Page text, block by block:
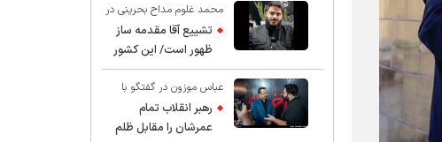
محمد غلوم مداح بحرینی در
گفت و گو با عقیق:
تشییع آقا مقدمه ساز
ظهور است/ این کشور
صاحب دارد
عباس موزون در گفتگو با
عقیق:رهبر انقلاب تمام
عمرشان را مقابل ظلم